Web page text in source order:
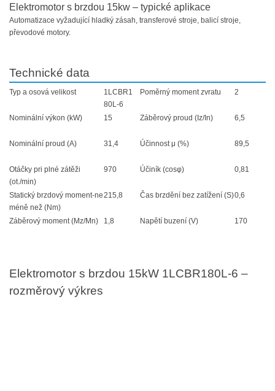
Elektromotor s brzdou 15kw – typické aplikace
Automatizace vyžadující hladký zásah, transferové stroje, balicí stroje,
převodové motory.
Technické data
Typ a osová velikost
1LCBR1
80L-6
Nominální výkon (kW)
15
Nominální proud (A) 31,4
Otáčky pri plné zátěži
(ot./min)
970
Statický brzdový moment-ne
méně než (Nm)
215,8
Záběrový moment (Mz/Mn) 1,8
Poměrný moment zvratu 2
Záběrový proud (Iz/In) 6,5
Účinnost μ (%) 89,5
Účiník (cosφ) 0,81
Čas brzdění bez zatížení (S)0,6
Napětí buzení (V) 170
Elektromotor s brzdou 15kW 1LCBR180L-6 –
rozměrový výkres